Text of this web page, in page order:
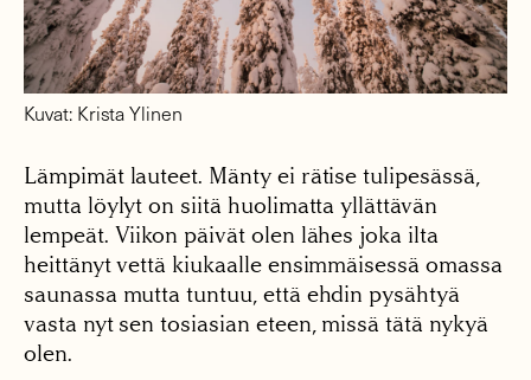
Kuvat: Krista Ylinen
Lämpimät lauteet. Mänty ei rätise tulipesässä,
mutta löylyt on siitä huolimatta yllättävän
lempeät. Viikon päivät olen lähes joka ilta
heittänyt vettä kiukaalle ensimmäisessä omassa
saunassa mutta tuntuu, että ehdin pysähtyä
vasta nyt sen tosiasian eteen, missä tätä nykyä
olen.